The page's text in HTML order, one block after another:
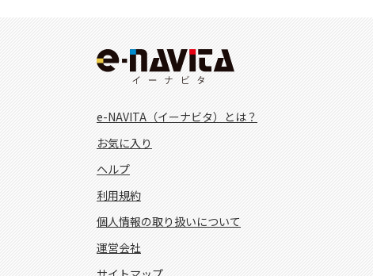
e-NAVITA（イーナビタ）とは？
お気に入り
ヘルプ
利用規約
個人情報の取り扱いについて
運営会社